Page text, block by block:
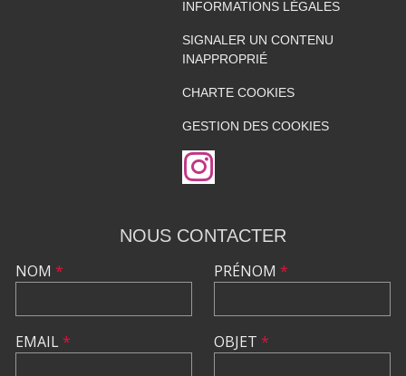
INFORMATIONS LÉGALES
SIGNALER UN CONTENU
INAPPROPRIÉ
CHARTE COOKIES
GESTION DES COOKIES
NOUS CONTACTER
NOM *
EMAIL*
PRÉNOM *
OBJET *